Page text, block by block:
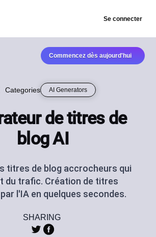
Se connecter
Commencez dès aujourd'hui
Categories AI Generators
de titres de
blog AI
titres de blog accrocheurs qui
du trafic. Création de titres
l'IA en quelques secondes.
SHARING